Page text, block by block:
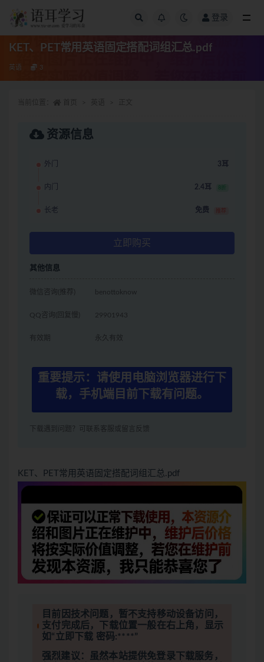
登录
KET、PET常用英语固定搭配词组汇总.pdf
英语 3
资源信息
外门 3耳
内门 2.4耳 8折
长老 免费 推荐
立即购买
其他信息
微信咨询(推荐) benottoknow
QQ咨询(回复慢) 29901943
有效期 永久有效
重要提示：请使用电脑浏览器进行下
载，手机端目前下载有问题。
下载遇到问题？可联系客服或留言反馈
KET、PET常用英语固定搭配词组汇总.pdf
目前因技术问题，暂不支持移动设备访问，
支付完成后，下载位置一般在右上角，显示
如“立即下载 密码:****”
强烈建议：虽然本站提供免登录下载服务，